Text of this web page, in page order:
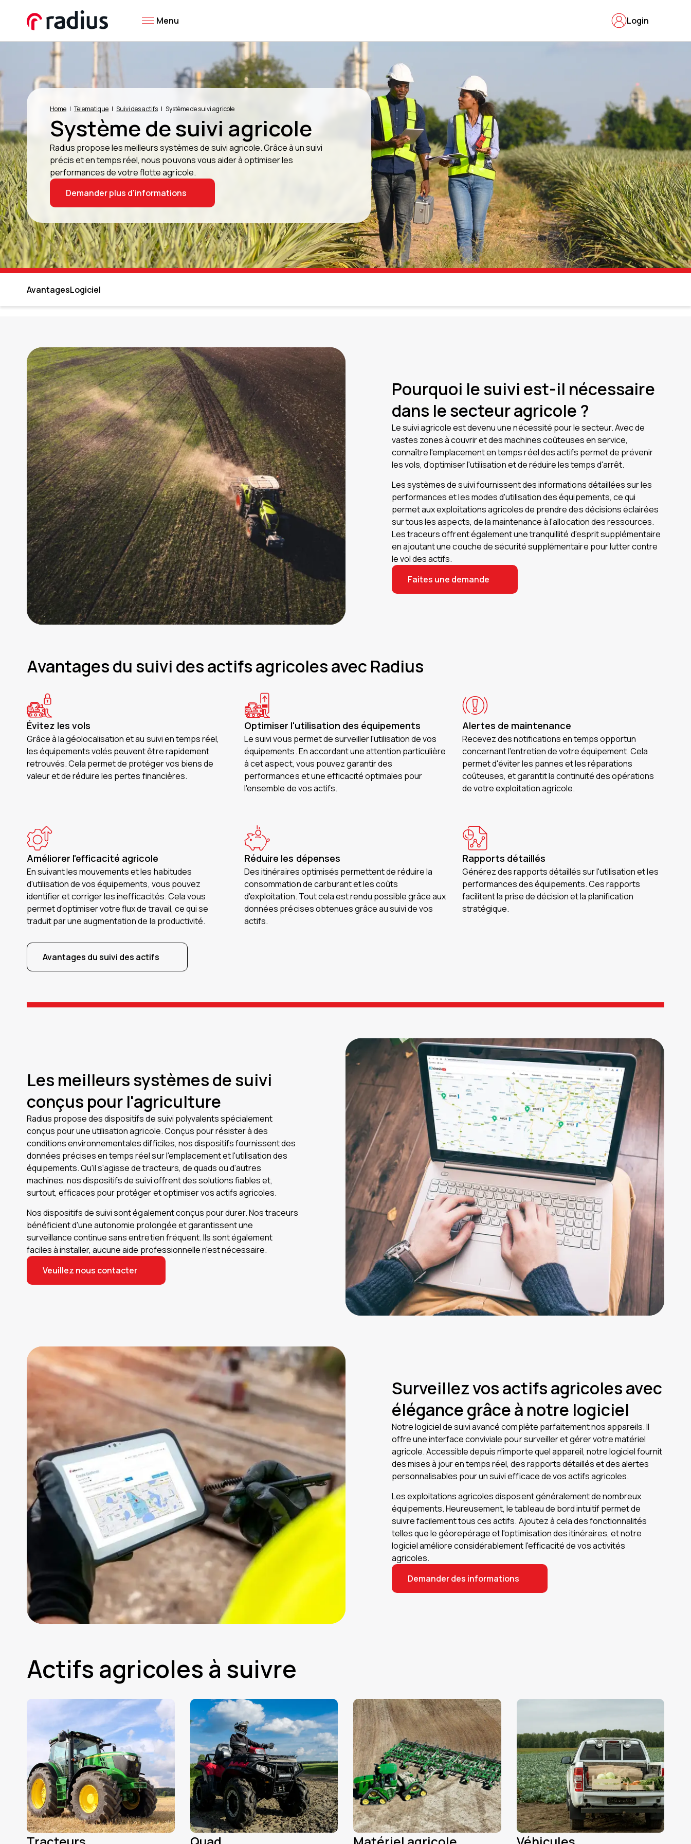
Login
Menu
Home Telematique Suivi des actifs Système de suivi agricole
Système de suivi agricole
Radius propose les meilleurs systèmes de suivi agricole. Grâce à un suivi
précis et en temps réel, nous pouvons vous aider à optimiser les
performances de votre flotte agricole.
Demander plus d'informations
AvantagesLogiciel
Pourquoi le suivi est-il nécessaire
dans le secteur agricole ?
Le suivi agricole est devenu une nécessité pour le secteur. Avec de
vastes zones à couvrir et des machines coûteuses en service,
connaître l'emplacement en temps réel des actifs permet de prévenir
les vols, d'optimiser l'utilisation et de réduire les temps d'arrêt.
Les systèmes de suivi fournissent des informations détaillées sur les
performances et les modes d'utilisation des équipements, ce qui
permet aux exploitations agricoles de prendre des décisions éclairées
sur tous les aspects, de la maintenance à l'allocation des ressources.
Les traceurs offrent également une tranquillité d'esprit supplémentaire
en ajoutant une couche de sécurité supplémentaire pour lutter contre
le vol des actifs.
Faites une demande
Avantages du suivi des actifs agricoles avec Radius
Évitez les vols
Grâce à la géolocalisation et au suivi en temps réel,
les équipements volés peuvent être rapidement
retrouvés. Cela permet de protéger vos biens de
valeur et de réduire les pertes financières.
Optimiser l'utilisation des équipements
Le suivi vous permet de surveiller l'utilisation de vos
équipements. En accordant une attention particulière
à cet aspect, vous pouvez garantir des
performances et une efficacité optimales pour
l'ensemble de vos actifs.
Alertes de maintenance
Recevez des notifications en temps opportun
concernant l'entretien de votre équipement. Cela
permet d'éviter les pannes et les réparations
coûteuses, et garantit la continuité des opérations
de votre exploitation agricole.
Améliorer l'efficacité agricole
En suivant les mouvements et les habitudes
d'utilisation de vos équipements, vous pouvez
identifier et corriger les inefficacités. Cela vous
permet d'optimiser votre flux de travail, ce qui se
traduit par une augmentation de la productivité.
Réduire les dépenses
Des itinéraires optimisés permettent de réduire la
consommation de carburant et les coûts
d'exploitation. Tout cela est rendu possible grâce aux
données précises obtenues grâce au suivi de vos
actifs.
Rapports détaillés
Générez des rapports détaillés sur l'utilisation et les
performances des équipements. Ces rapports
facilitent la prise de décision et la planification
stratégique.
Avantages du suivi des actifs
Les meilleurs systèmes de suivi
conçus pour l'agriculture
Radius propose des dispositifs de suivi polyvalents spécialement
conçus pour une utilisation agricole. Conçus pour résister à des
conditions environnementales difficiles, nos dispositifs fournissent des
données précises en temps réel sur l'emplacement et l'utilisation des
équipements. Qu'il s'agisse de tracteurs, de quads ou d'autres
machines, nos dispositifs de suivi offrent des solutions fiables et,
surtout, efficaces pour protéger et optimiser vos actifs agricoles.
Nos dispositifs de suivi sont également conçus pour durer. Nos traceurs
bénéficient d'une autonomie prolongée et garantissent une
surveillance continue sans entretien fréquent. Ils sont également
faciles à installer, aucune aide professionnelle n'est nécessaire.
Veuillez nous contacter
Surveillez vos actifs agricoles avec
élégance grâce à notre logiciel
Notre logiciel de suivi avancé complète parfaitement nos appareils. Il
offre une interface conviviale pour surveiller et gérer votre matériel
agricole. Accessible depuis n'importe quel appareil, notre logiciel fournit
des mises à jour en temps réel, des rapports détaillés et des alertes
personnalisables pour un suivi efficace de vos actifs agricoles.
Les exploitations agricoles disposent généralement de nombreux
équipements. Heureusement, le tableau de bord intuitif permet de
suivre facilement tous ces actifs. Ajoutez à cela des fonctionnalités
telles que le géorepérage et l'optimisation des itinéraires, et notre
logiciel améliore considérablement l'efficacité de vos activités
agricoles.
Demander des informations
Actifs agricoles à suivre